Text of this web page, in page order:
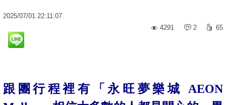
2025/07/01 22:11:07
4291
2 65
跟團行程裡有「永旺夢樂城 AEON